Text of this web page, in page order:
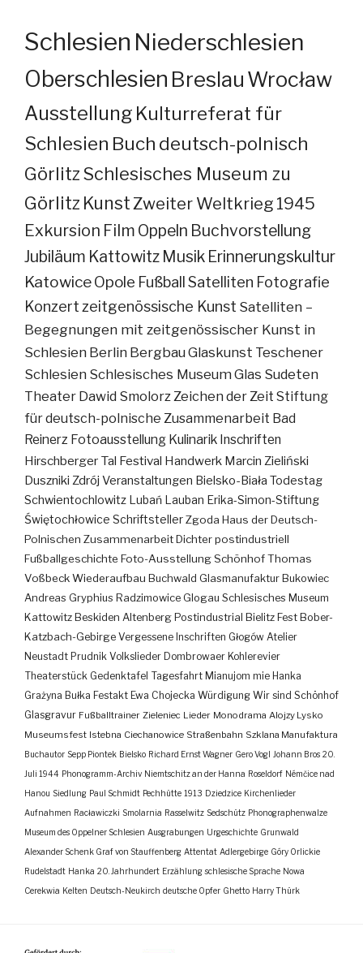
Schlesien Niederschlesien
Oberschlesien Breslau Wrocław
Ausstellung Kulturreferat für
Schlesien Buch deutsch-polnisch
GörlitzSchlesisches Museum zu
Görlitz KunstZweiter Weltkrieg 1945
Exkursion Film Oppeln Buchvorstellung
Jubiläum Kattowitz Musik Erinnerungskultur
KatowiceOpole FußballSatelliten Fotografie
Konzertzeitgenössische Kunst Satelliten –
Begegnungen mit zeitgenössischer Kunst in
Schlesien Berlin BergbauGlaskunst Teschener
Schlesien Schlesisches MuseumGlas Sudeten
Theater Dawid SmolorzZeichen der Zeit Stiftung
für deutsch-polnische Zusammenarbeit Bad
Reinerz Fotoausstellung Kulinarik Inschriften
Hirschberger Tal Festival Handwerk Marcin Zieliński
Duszniki Zdrój Veranstaltungen Bielsko-Biała Todestag
Schwientochlowitz Lubań Lauban Erika-Simon-Stiftung
Świętochłowice SchriftstellerZgoda Haus der Deutsch-
Polnischen ZusammenarbeitDichterpostindustriell
Fußballgeschichte Foto-AusstellungSchönhofThomas
VoßbeckWiederaufbau Buchwald Glasmanufaktur Bukowiec
Andreas Gryphius Radzimowice Glogau Schlesisches Museum
Kattowitz Beskiden Altenberg Postindustrial Bielitz Fest Bober-
Katzbach-Gebirge Vergessene Inschriften Głogów Atelier
Neustadt Prudnik Volkslieder Dombrowaer Kohlerevier
Theaterstück Gedenktafel Tagesfahrt Mianujom mie Hanka
Grażyna Bułka Festakt Ewa Chojecka Würdigung Wir sind Schönhof
Glasgravur Fußballtrainer Zieleniec Lieder Monodrama Alojzy Lysko
Museumsfest Istebna Ciechanowice Straßenbahn Szklana Manufaktura
Buchautor Sepp Piontek Bielsko Richard Ernst Wagner Gero Vogl Johann Bros 20.
Juli 1944 Phonogramm-Archiv Niemtschitz an der Hanna Roseldorf Némčice nad
Hanou Siedlung Paul Schmidt Pechhütte 1913 Dziedzice Kirchenlieder
Aufnahmen Racławiczki Smolarnia Rasselwitz Sedschütz Phonographenwalze
Museum des Oppelner Schlesien Ausgrabungen Urgeschichte Grunwald
Alexander Schenk Graf von Stauffenberg Attentat Adlergebirge Góry Orlickie
Rudelstadt Hanka 20. Jahrhundert Erzählung schlesische Sprache Nowa
Cerekwia Kelten Deutsch-Neukirch deutsche Opfer Ghetto Harry Thürk